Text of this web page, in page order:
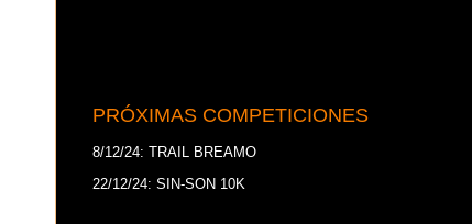
PRÓXIMAS COMPETICIONES
8/12/24: TRAIL BREAMO
22/12/24: SIN-SON 10K